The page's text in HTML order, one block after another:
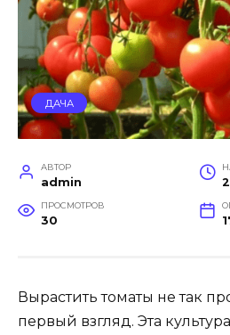
ДАЧА
АВТОР
admin
ПРОСМОТРОВ
30
Вырастить томаты не так
первый взгляд. Эта